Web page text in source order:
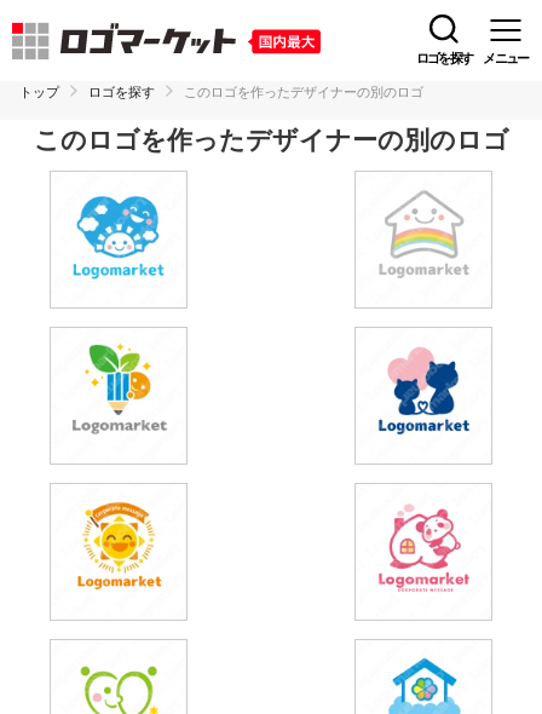
ロゴを探す メニュー
トップ ロゴを探す このロゴを作ったデザイナーの別のロゴ
このロゴを作ったデザイナーの別のロゴ